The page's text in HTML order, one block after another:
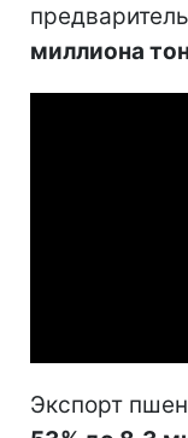
миллиона
Экспорт